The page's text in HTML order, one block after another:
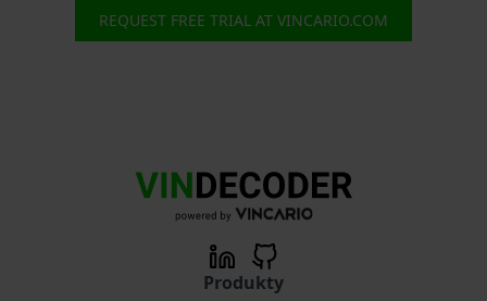
REQUEST FREE TRIAL AT VINCARIO.COM
Produkty